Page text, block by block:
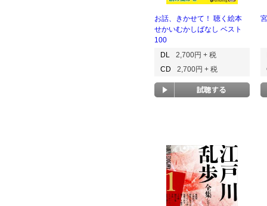
お話、きかせて！ 聴く絵本
せかいむかしばなし ベスト
100
DL
2,700円 + 税
CD
2,700円 + 税